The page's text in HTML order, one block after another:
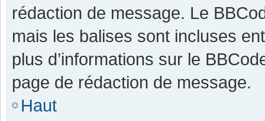
rédaction de message. Le
mais les balises sont incluses
plus d’informations sur le
page de rédaction de message.
Haut